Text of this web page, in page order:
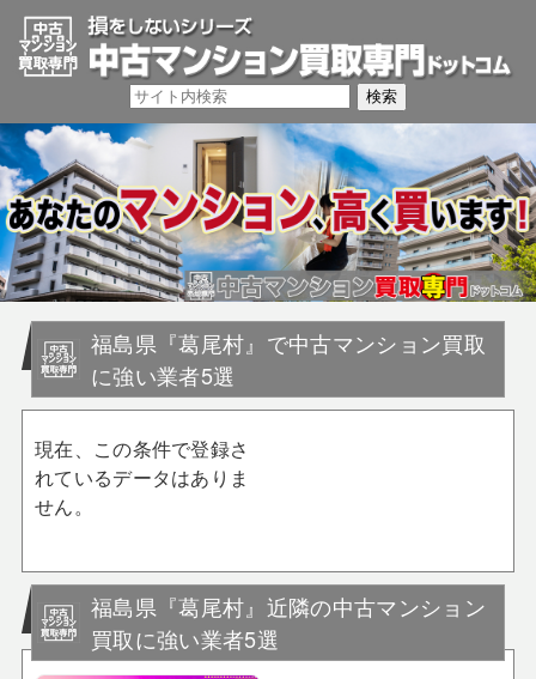
福島県『葛尾村』で中古マンション買取
に強い業者5選
現在、この条件で登録さ
れているデータはありま
せん。
福島県『葛尾村』近隣の中古マンション
買取に強い業者5選